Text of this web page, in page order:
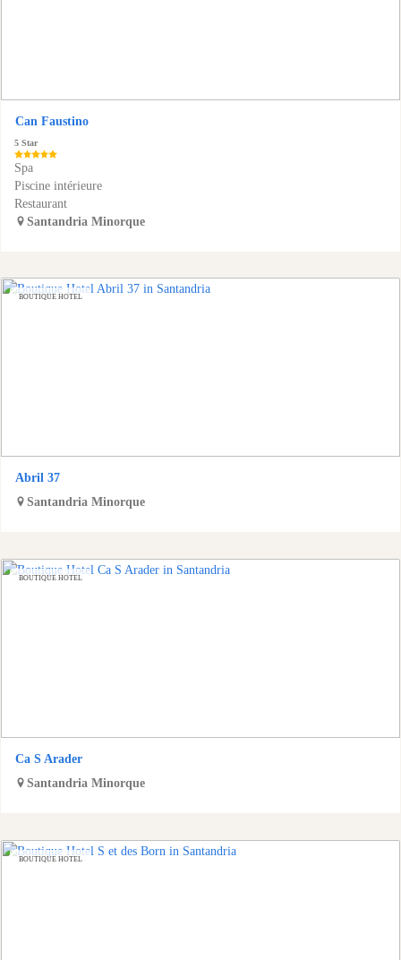
Can Faustino
5 Star
Spa
Piscine intérieure
Restaurant
Santandria Minorque
BOUTIQUE HOTEL
Abril 37
Santandria Minorque
BOUTIQUE HOTEL
Ca S Arader
Santandria Minorque
BOUTIQUE HOTEL